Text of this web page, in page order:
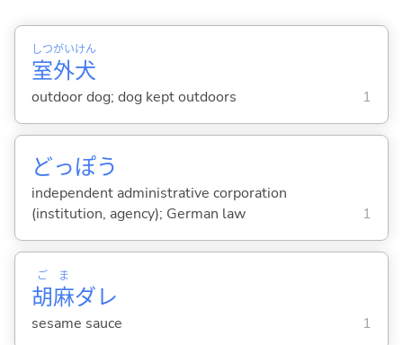
室
しつ
外
がい
犬
けん
outdoor dog; dog kept outdoors 1
どっぽう
independent administrative corporation
(institution, agency); German law
1
胡
ご
麻
ま
ダレ
sesame sauce 1